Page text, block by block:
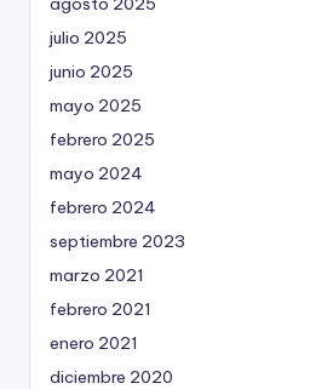
julio 2025
junio 2025
mayo 2025
febrero 2025
mayo 2024
febrero 2024
septiembre 2023
marzo 2021
febrero 2021
enero 2021
diciembre 2020